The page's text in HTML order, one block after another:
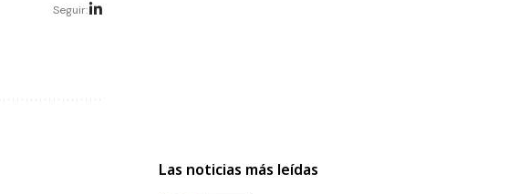
Seguir:
Las noticias más leídas